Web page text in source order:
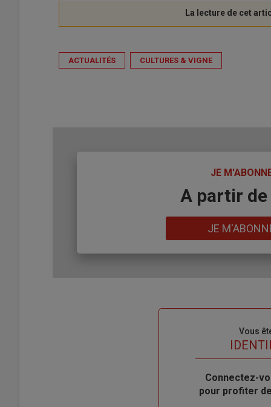
ACTUALITÉS CULTURES & VIGNE
JE
A partir de
JE
Vous
Body
Connectez-
pour profiter